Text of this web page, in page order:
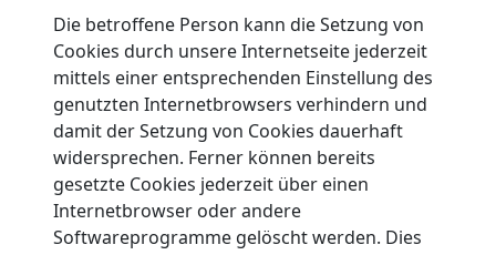
Die betroffene Person kann die Setzung von
Cookies durch unsere Internetseite jederzeit
mittels einer entsprechenden Einstellung des
genutzten Internetbrowsers verhindern und
damit der Setzung von Cookies dauerhaft
widersprechen. Ferner können bereits
gesetzte Cookies jederzeit über einen
Internetbrowser oder andere
Softwareprogramme gelöscht werden. Dies